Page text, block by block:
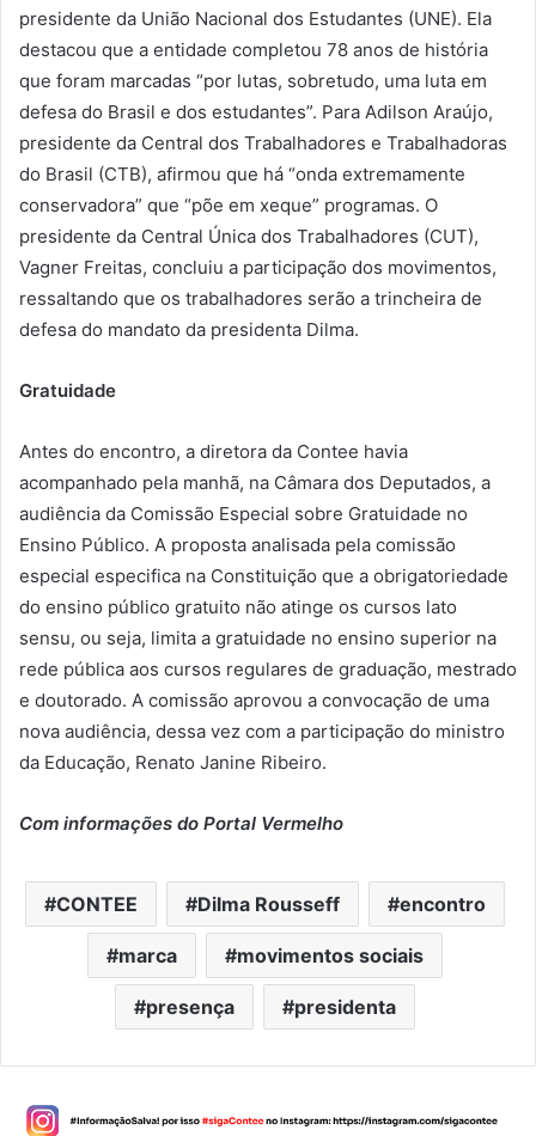
presidente da União Nacional dos Estudantes (UNE). Ela
destacou que a entidade completou 78 anos de história
que foram marcadas “por lutas, sobretudo, uma luta em
defesa do Brasil e dos estudantes”. Para Adilson Araújo,
presidente da Central dos Trabalhadores e Trabalhadoras
do Brasil (CTB), afirmou que há “onda extremamente
conservadora” que “põe em xeque” programas. O
presidente da Central Única dos Trabalhadores (CUT),
Vagner Freitas, concluiu a participação dos movimentos,
ressaltando que os trabalhadores serão a trincheira de
defesa do mandato da presidenta Dilma.
Gratuidade
Antes do encontro, a diretora da Contee havia
acompanhado pela manhã, na Câmara dos Deputados, a
audiência da Comissão Especial sobre Gratuidade no
Ensino Público. A proposta analisada pela comissão
especial especifica na Constituição que a obrigatoriedade
do ensino público gratuito não atinge os cursos lato
sensu, ou seja, limita a gratuidade no ensino superior na
rede pública aos cursos regulares de graduação, mestrado
e doutorado. A comissão aprovou a convocação de uma
nova audiência, dessa vez com a participação do ministro
da Educação, Renato Janine Ribeiro.
Com informações do Portal Vermelho
CONTEE Dilma Rousseff encontro
marca movimentos sociais
presença presidenta